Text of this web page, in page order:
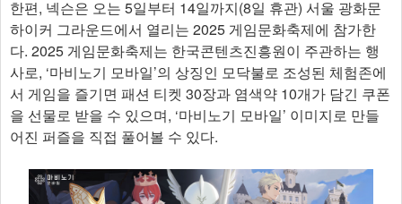
한편, 넥슨은 오는 5일부터 14일까지(8일 휴관) 서울 광화문
하이커 그라운드에서 열리는 2025 게임문화축제에 참가한
다. 2025 게임문화축제는 한국콘텐츠진흥원이 주관하는 행
사로, ‘마비노기 모바일’의 상징인 모닥불로 조성된 체험존에
서 게임을 즐기면 패션 티켓 30장과 염색약 10개가 담긴 쿠폰
을 선물로 받을 수 있으며, ‘마비노기 모바일’ 이미지로 만들
어진 퍼즐을 직접 풀어볼 수 있다.